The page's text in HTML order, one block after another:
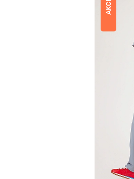
AKCE